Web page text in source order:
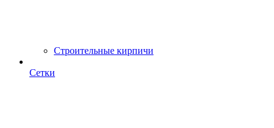
Строительные кирпичи
Сетки